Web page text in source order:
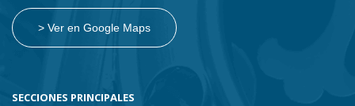
> Ver en Google Maps
SECCIONES PRINCIPALES